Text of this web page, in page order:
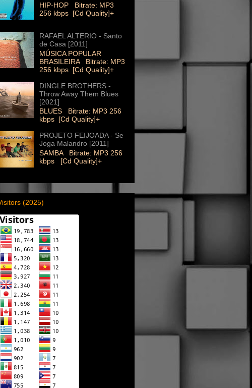
HIP-HOP Bitrate: MP3
256 kbps [Cd Quality]+
RAFAEL ALTERIO - Santo
de Casa [2011]
MÚSICA POPULAR
BRASILEIRA Bitrate: MP3
256 kbps [Cd Quality]+
DINGLE BROTHERS -
Throw Away Them Blues
[2021]
BLUES Bitrate: MP3 256
kbps [Cd Quality]+
PROJETO FEIJOADA - Se
Joga Malandro [2011]
SAMBA Bitrate: MP3 256
kbps [Cd Quality]+
(2025)